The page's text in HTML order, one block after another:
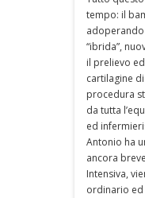
tempo: il
adoperando
“ibrida”,
il prelievo
cartilagine
procedura
da tutta
ed
Antonio ha
ancora
Intensiva,
ordinario ed